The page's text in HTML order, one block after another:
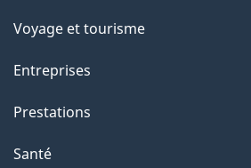
a
g
e
c
t
o
n
Voyage et tourisme
Entreprises
Prestations
Santé